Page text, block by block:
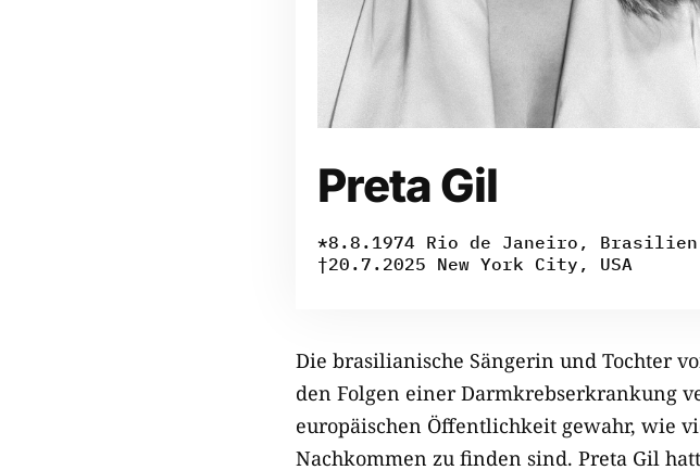
Preta Gil
*8.8.1974 Rio de Janeiro, Brasilien
†20.7.2025 New York City, USA
Die brasilianische Sängerin und Tochter
den Folgen einer Darmkrebserkrankung
europäischen Öffentlichkeit gewahr, wie
Nachkommen zu finden sind. Preta Gil